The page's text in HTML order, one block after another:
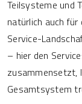
Teilsysteme und
natürlich auch
Service-
– hier den
zusammensetzt,
Gesamtsystem